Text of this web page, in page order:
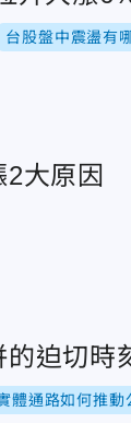
台股盤中震盪有
大原因
迫切時
體通路如何推動